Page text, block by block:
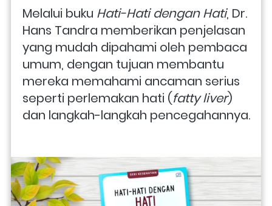
Melalui buku Hati-Hati dengan Hati, Dr.
Hans Tandra memberikan penjelasan
yang mudah dipahami oleh pembaca
umum, dengan tujuan membantu
mereka memahami ancaman serius
seperti perlemakan hati (fatty liver)